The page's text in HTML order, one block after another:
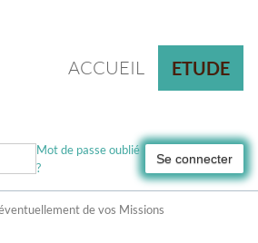
ACCUEIL ETUDE
Mot de passe oublié
?
Se connecter
de vos Missions